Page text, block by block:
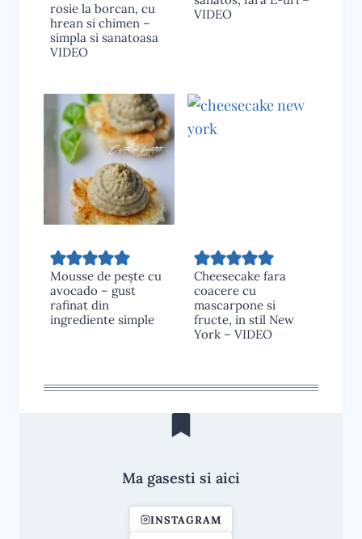
rosie la borcan, cu
hrean si chimen –
simpla si sanatoasa
VIDEO
VIDEO
Mousse de pește cu
avocado – gust
rafinat din
ingrediente simple
Cheesecake fara
coacere cu
mascarpone si
fructe, in stil New
York – VIDEO
Ma gasesti si aici
INSTAGRAM